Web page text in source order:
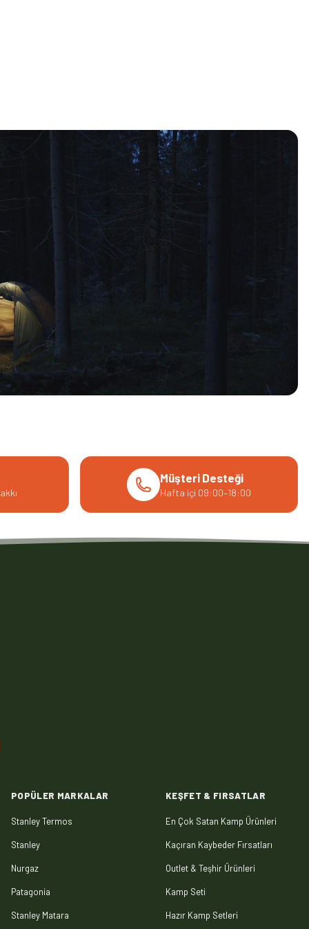
Müşteri Desteği
Hafta içi 09:00–18:00
POPÜLER MARKALAR
Stanley Termos
Stanley
Nurgaz
Patagonia
Stanley Matara
KEŞFET & FIRSATLAR
En Çok Satan Kamp Ürünleri
Kaçıran Kaybeder Fırsatları
Outlet & Teşhir Ürünleri
Kamp Seti
Hazır Kamp Setleri